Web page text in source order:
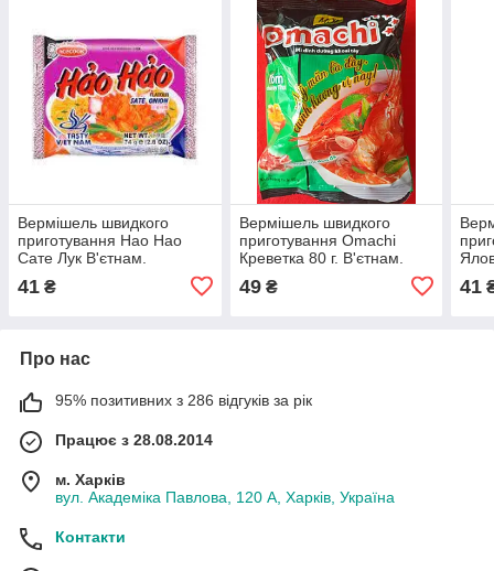
Вермішель швидкого
приготування Hao Hao
Сате Лук В'єтнам.
41 ₴
Вермішель швидкого
приготування Omachi
Креветка 80 г. В'єтнам.
49₴ 41
Про нас
95% позитивних з 286 відгуків за рік
Працює з 28.08.2014
м. Харків
вул. Академіка Павлова, 120 А, Харків, Україна
Контакти